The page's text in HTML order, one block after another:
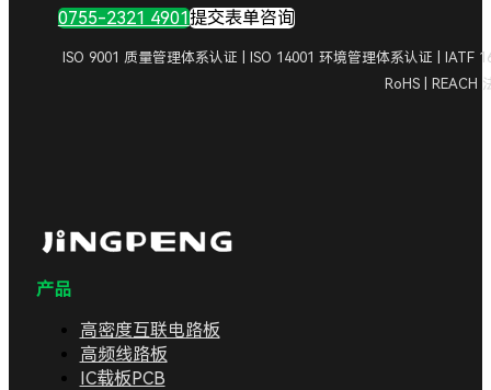
0755-2321 4901提交表单咨询
ISO 9001 质量管理体系认证 | ISO 14001 环境管理体系认证 | IATF
RoHS | REACH
产品
高密度互联电路板
高频线路板
IC载板PCB